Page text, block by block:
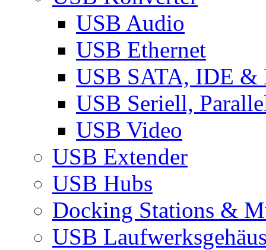
USB Audio
USB Ethernet
USB SATA, IDE &
USB Seriell,
USB Video
USB Extender
USB Hubs
Docking Stations &
USB